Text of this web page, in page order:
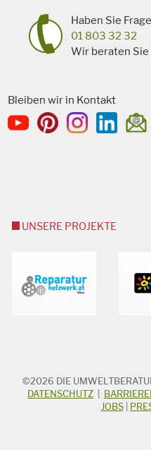
Haben Sie
01 803 32 32
Wir beraten Sie
Bleiben wir in Kontakt
UNSERE PROJEKTE
STICHWORTSUCHE
Suchbegriff
©2026 DIE
DATENSCHUTZ
JOBS|